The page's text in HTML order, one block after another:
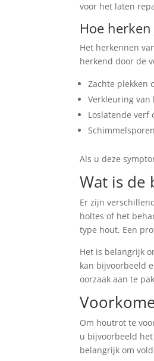
voor het laten
Hoe
Het herkennen
herkend door de
Zachte plekken
Verkleuring
Loslatende verf
Als u deze
Wat is
Er zijn
holtes of het
type hout. Een
Het is belangrijk
kan bijvoorbeeld
oorzaak aan te
Om houtrot te
u bijvoorbeeld
belangrijk om